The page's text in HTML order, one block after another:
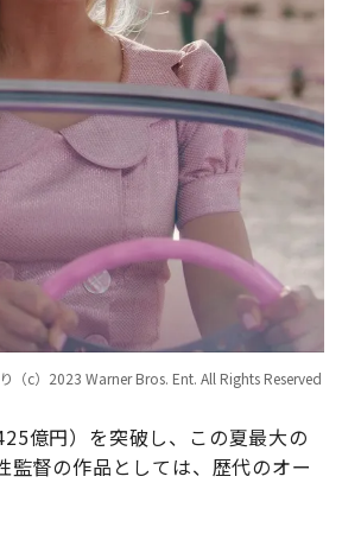
c）2023 Warner Bros. Ent. All Rights Reserved
億円）を突破し、この夏最大の
監督の作品としては、歴代のオー